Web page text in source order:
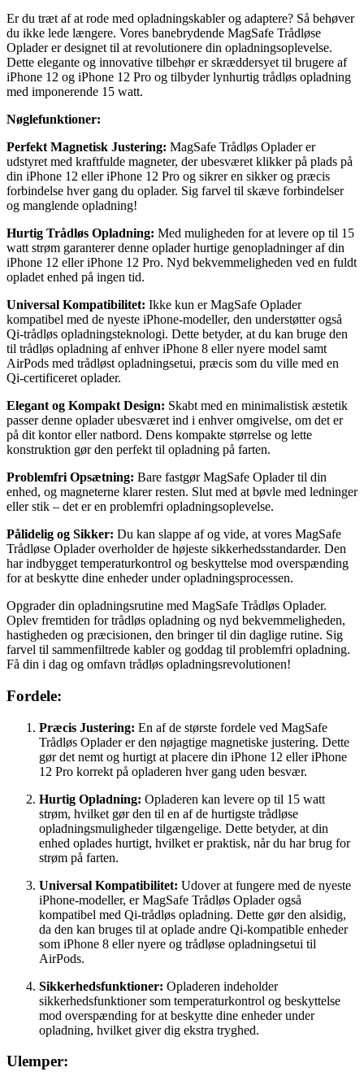
Er du træt af at rode med opladningskabler og adaptere? Så behøver
du ikke lede længere. Vores banebrydende MagSafe Trådløse
Oplader er designet til at revolutionere din opladningsoplevelse.
Dette elegante og innovative tilbehør er skræddersyet til brugere af
iPhone 12 og iPhone 12 Pro og tilbyder lynhurtig trådløs opladning
med imponerende 15 watt.
Nøglefunktioner:
Perfekt Magnetisk Justering: MagSafe Trådløs Oplader er
udstyret med kraftfulde magneter, der ubesværet klikker på plads på
din iPhone 12 eller iPhone 12 Pro og sikrer en sikker og præcis
forbindelse hver gang du oplader. Sig farvel til skæve forbindelser
og manglende opladning!
Hurtig Trådløs Opladning: Med muligheden for at levere op til 15
watt strøm garanterer denne oplader hurtige genopladninger af din
iPhone 12 eller iPhone 12 Pro. Nyd bekvemmeligheden ved en fuldt
opladet enhed på ingen tid.
Universal Kompatibilitet: Ikke kun er MagSafe Oplader
kompatibel med de nyeste iPhone-modeller, den understøtter også
Qi-trådløs opladningsteknologi. Dette betyder, at du kan bruge den
til trådløs opladning af enhver iPhone 8 eller nyere model samt
AirPods med trådløst opladningsetui, præcis som du ville med en
Qi-certificeret oplader.
Elegant og Kompakt Design: Skabt med en minimalistisk æstetik
passer denne oplader ubesværet ind i enhver omgivelse, om det er
på dit kontor eller natbord. Dens kompakte størrelse og lette
konstruktion gør den perfekt til opladning på farten.
Problemfri Opsætning: Bare fastgør MagSafe Oplader til din
enhed, og magneterne klarer resten. Slut med at bøvle med ledninger
eller stik – det er en problemfri opladningsoplevelse.
Pålidelig og Sikker: Du kan slappe af og vide, at vores MagSafe
Trådløse Oplader overholder de højeste sikkerhedsstandarder. Den
har indbygget temperaturkontrol og beskyttelse mod overspænding
for at beskytte dine enheder under opladningsprocessen.
Opgrader din opladningsrutine med MagSafe Trådløs Oplader.
Oplev fremtiden for trådløs opladning og nyd bekvemmeligheden,
hastigheden og præcisionen, den bringer til din daglige rutine. Sig
farvel til sammenfiltrede kabler og goddag til problemfri opladning.
Få din i dag og omfavn trådløs opladningsrevolutionen!
Fordele:
Præcis Justering: En af de største fordele ved MagSafe
Trådløs Oplader er den nøjagtige magnetiske justering. Dette
gør det nemt og hurtigt at placere din iPhone 12 eller iPhone
12 Pro korrekt på opladeren hver gang uden besvær.
Hurtig Opladning: Opladeren kan levere op til 15 watt
strøm, hvilket gør den til en af de hurtigste trådløse
opladningsmuligheder tilgængelige. Dette betyder, at din
enhed oplades hurtigt, hvilket er praktisk, når du har brug for
strøm på farten.
Universal Kompatibilitet: Udover at fungere med de nyeste
iPhone-modeller, er MagSafe Trådløs Oplader også
kompatibel med Qi-trådløs opladning. Dette gør den alsidig,
da den kan bruges til at oplade andre Qi-kompatible enheder
som iPhone 8 eller nyere og trådløse opladningsetui til
AirPods.
Sikkerhedsfunktioner: Opladeren indeholder
sikkerhedsfunktioner som temperaturkontrol og beskyttelse
mod overspænding for at beskytte dine enheder under
opladning, hvilket giver dig ekstra tryghed.
Ulemper: